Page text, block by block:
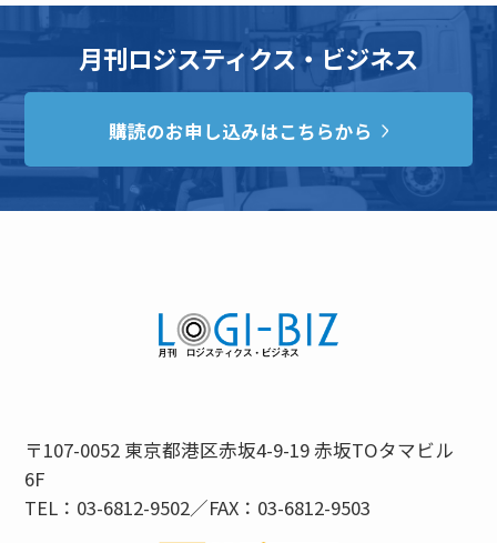
月刊ロジスティクス・ビジネス
購読のお申し込みはこちらから
〒107-0052 東京都港区赤坂4-9-19 赤坂TOタマビル
6F
TEL：03-6812-9502／FAX：03-6812-9503